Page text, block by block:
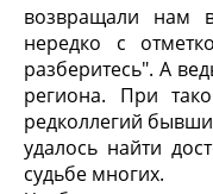
возвращали нам
нередко с
разберитесь". А
региона. При
редколлегий
удалось найти
судьбе многих.